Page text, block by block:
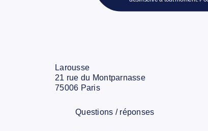
Larousse
21 rue du Montparnasse
75006 Paris
Questions / réponses